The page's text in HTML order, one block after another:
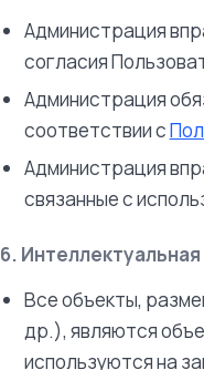
Администрация
согласия
Администрация
соответствии с
Администрация
связанные с
6.
Все объекты,
др.), являются
используются на